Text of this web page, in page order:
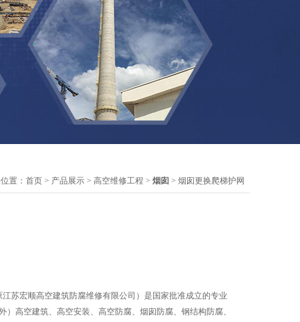
置： 首页 > 产品展示 > 高空维修工程 > 烟囱 > 烟囱更换爬梯护网
苏宏顺高空建筑防腐维修有限公司）是国家批准成立的专业
）高空建筑、高空安装、高空防腐、烟囱防腐、钢结构防腐、